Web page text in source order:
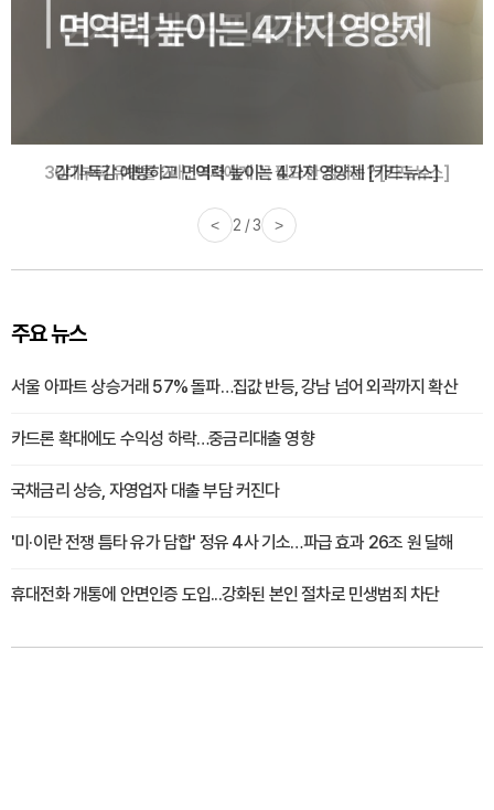
감기·독감 예방하고 면역력 높이는 4가지 영양제 [카드뉴스]
< 3 / 3 >
주요 뉴스
서울 아파트 상승거래 57% 돌파…집값 반등, 강남 넘어 외곽까지 확산
카드론 확대에도 수익성 하락…중금리대출 영향
국채금리 상승, 자영업자 대출 부담 커진다
'미·이란 전쟁 틈타 유가 담합' 정유 4사 기소…파급 효과 26조 원 달해
휴대전화 개통에 안면인증 도입...강화된 본인 절차로 민생범죄 차단